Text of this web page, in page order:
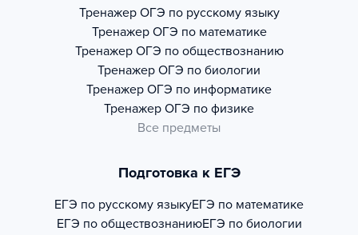
Тренажер ОГЭ по русскому языку
Тренажер ОГЭ по математике
Тренажер ОГЭ по обществознанию
Тренажер ОГЭ по биологии
Тренажер ОГЭ по информатике
Тренажер ОГЭ по физике
Все предметы
Подготовка к ЕГЭ
ЕГЭ по русскому языкуЕГЭ по математике
ЕГЭ по обществознаниюЕГЭ по биологии